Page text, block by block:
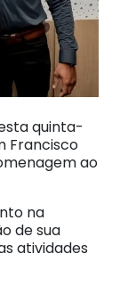
quinta-
Francisco
ao
na
de sua
atividades